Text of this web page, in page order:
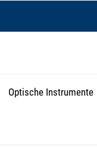
Optische Instrumente